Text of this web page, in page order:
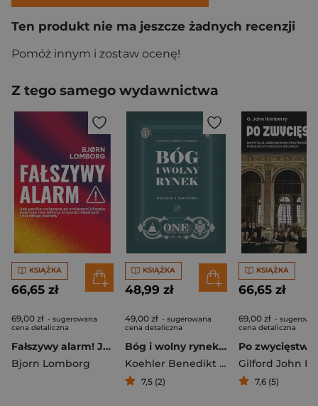
Ten produkt nie ma jeszcze żadnych recenzji
Pomóż innym i zostaw ocenę!
Z tego samego wydawnictwa
KSIĄŻKA
66,65 zł
69,00 zł - sugerowana
cena detaliczna
Fałszywy alarm! Jak panika związana ze zmianami klimatu kosztuje nas biliony, krzywdzi biednych i nie ratuje planety
Bjorn Lomborg
KSIĄŻKA
48,99 zł
49,00 zł - sugerowana
cena detaliczna
Bóg i wolny rynek. Religie a ekonomia
Koehler Benedikt opracowanie
7,5 (2)
KSIĄŻKA
66,65 zł
69,00 zł -
cena detaliczna
7,6 (5)